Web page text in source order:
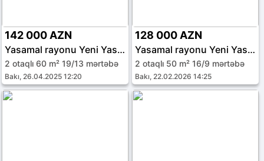
142 000 AZN
Yasamal rayonu Yeni Yasamal qəs.
2 otaqlı 60 m² 19/13 mərtəbə
Bakı, 26.04.2025 12:20
128 000 AZN
Yasamal rayonu Yeni Yasamal qəs.
2 otaqlı 50 m² 16/9 mərtəbə
Bakı, 22.02.2026 14:25